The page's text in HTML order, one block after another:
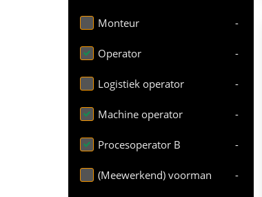
Monteur -
Operator -
Logistiek operator -
Machine operator -
Procesoperator B -
(Meewerkend) voorman -